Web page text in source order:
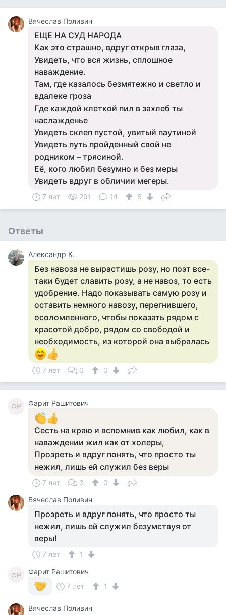
Вячеслав Поливин
ЕЩЕ НА СУД НАРОДА
Как это страшно, вдруг открыв глаза,
Увидеть, что вся жизнь, сплошное
наваждение.
Там, где казалось безмятежно и светло и
вдалеке гроза
Где каждой клеткой пил в захлеб ты
наслажденье
Увидеть склеп пустой, увитый паутиной
Увидеть путь пройденный свой не
родником – трясиной.
Её, кого любил безумно и без меры
Увидеть вдруг в обличии мегеры.
7 лет 291 14 6
Ответы
Александр К.
Без навоза не вырастишь розу, но поэт все-
таки будет славить розу, а не навоз, то есть
удобрение. Надо показывать самую розу и
оставить немного навозу, перегнившего,
осоломленного, чтобы показать рядом с
красотой добро, рядом со свободой и
необходимость, из которой она выбралась
7 лет 0 0
ФР Фарит Рашитович
Сесть на краю и вспомнив как любил, как в
наваждении жил как от холеры,
Прозреть и вдруг понять, что просто ты
нежил, лишь ей служил без веры
7 лет 3
0
Вячеслав Поливин
Прозреть и вдруг понять, что просто ты
нежил, лишь ей служил безумствуя от
веры!
7 лет 1
ФР
Фарит Рашитович
7 лет
1
Вячеслав Поливин